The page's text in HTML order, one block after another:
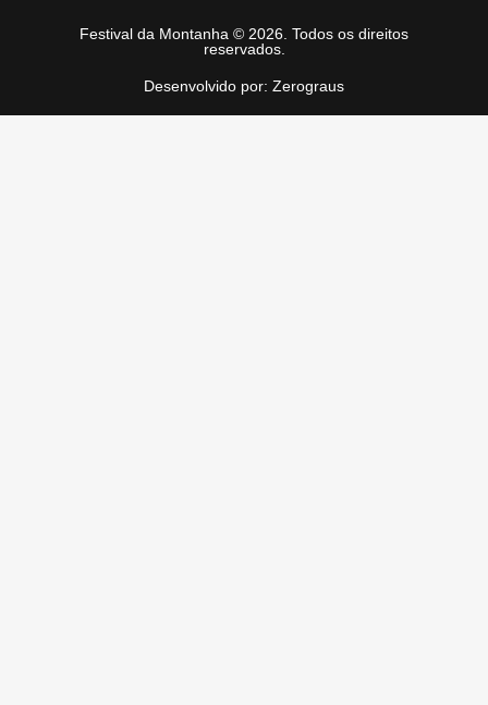
Festival da Montanha © 2026. Todos os direitos
reservados.
Desenvolvido por: Zerograus